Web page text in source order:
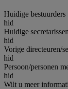
Huidige bestuurders
hid
Huidige secretarissen
hid
Vorige directeuren/
hid
Persoon/personen
hid
Wilt u meer